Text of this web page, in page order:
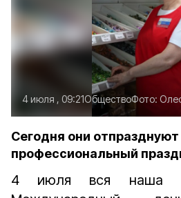
4 июля , 09:21ОбществоФото:
Сегодня они отпразднуют
профессиональный
4 июля вся наша